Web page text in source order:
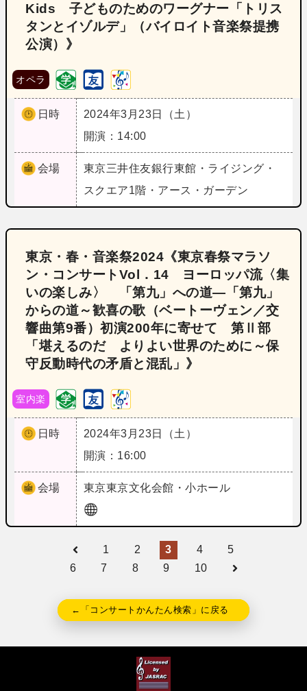
Kids 子どものためのワーグナー「トリス
タンとイゾルデ」（バイロイト音楽祭提携
公演）》
オペラ
日時
2024年3月23日（土）
開演：14:00
会場 東京三井住友銀行東館・ライジング・
スクエア1階・アース・ガーデン
東京・春・音楽祭2024《東京春祭マラソ
ン・コンサートVol．14 ヨーロッパ流〈集
いの楽しみ〉 「第九」への道―「第九」
からの道～歓喜の歌（ベートーヴェン／交
響曲第9番）初演200年に寄せて 第Ⅱ部
「堪えるのだ よりよい世界のために～保
守反動時代の矛盾と混乱」》
室内楽
日時
2024年3月23日（土）
開演：16:00
会場 東京東京文化会館・小ホール
1 2 3 4
5
6
7 8 9 10
←「コンサートかんたん検索」に戻る